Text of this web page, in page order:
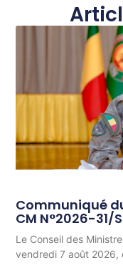
Communiqué
CM N°2026-31/
Le Conseil des
vendredi 7 août 2026,